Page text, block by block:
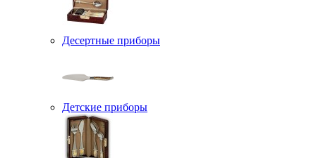
Десертные приборы
Детские приборы